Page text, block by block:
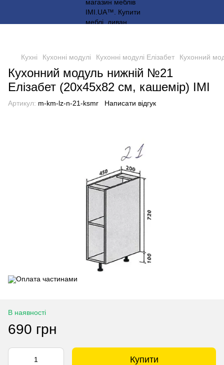
Кухні Кухонні модулі Кухонні модулі Елізабет Кухонний
Кухонний модуль нижній №21
Елізабет (20х45х82 см, кашемір) IMI
Артикул: m-km-lz-n-21-ksmr Написати відгук
В наявності
690 грн
Купити